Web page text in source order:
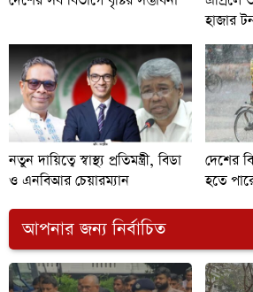
হাজার
নতুন দায়িত্বে স্বাস্থ্য প্রতিমন্ত্রী, বিডা
ও এনবিআর চেয়ারম্যান
দেশের
হতে
আপনার জন্য নির্বাচিত